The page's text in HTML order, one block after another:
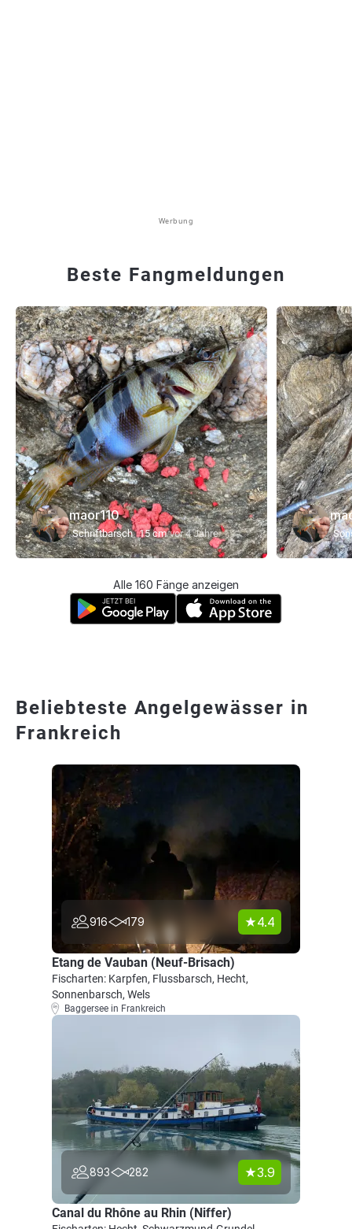
Werbung
Beste Fangmeldungen
maor110
Schriftbarsch 15 cm vor 4 Jahre
Alle 160 Fänge anzeigen
Beliebteste Angelgewässer in
Frankreich
916 179 4.4
Etang de Vauban (Neuf-Brisach)
Fischarten: Karpfen, Flussbarsch, Hecht,
Sonnenbarsch, Wels
Baggersee in Frankreich
893 282 3.9
Canal du Rhône au Rhin (Niffer)